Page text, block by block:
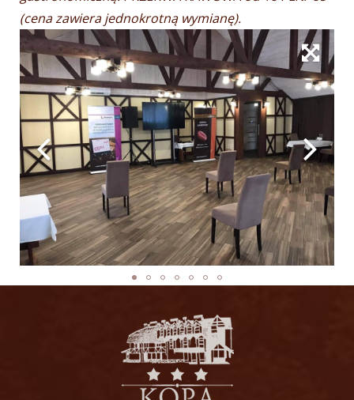
(cena zawiera jednokrotną wymianę).